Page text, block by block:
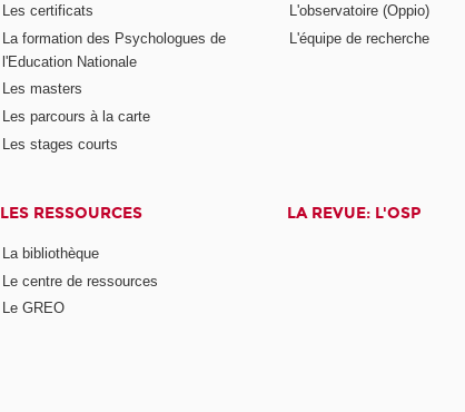
Les certificats
La formation des Psychologues de
l'Education Nationale
Les masters
Les parcours à la carte
Les stages courts
L'observatoire (Oppio)
L'équipe de recherche
LES RESSOURCES
La bibliothèque
Le centre de ressources
Le GREO
LA REVUE: L'OSP